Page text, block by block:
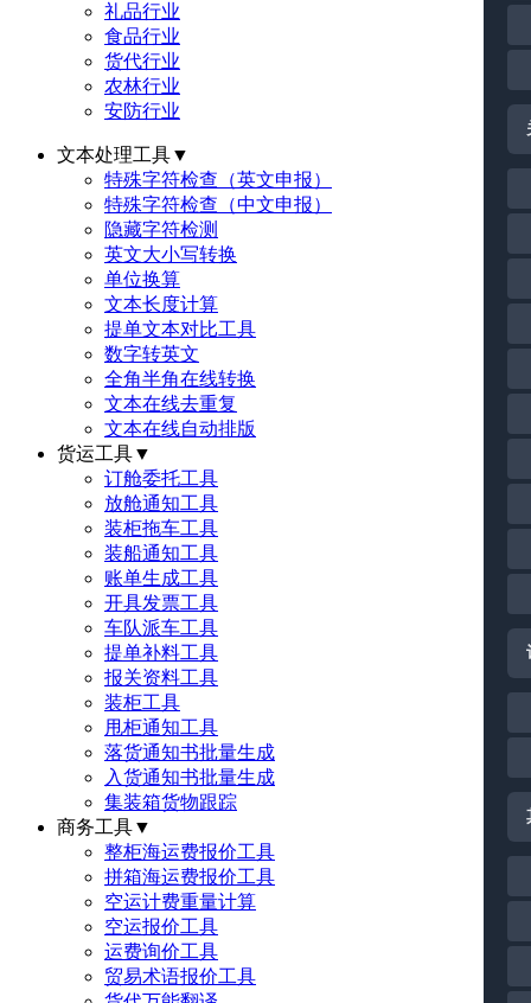
礼品行业
食品行业
货代行业
农林行业
安防行业
文本处理工具▼
特殊字符检查（英文申报）
特殊字符检查（中文申报）
隐藏字符检测
英文大小写转换
单位换算
文本长度计算
提单文本对比工具
数字转英文
全角半角在线转换
文本在线去重复
文本在线自动排版
货运工具▼
订舱委托工具
放舱通知工具
装柜拖车工具
装船通知工具
账单生成工具
开具发票工具
车队派车工具
提单补料工具
报关资料工具
装柜工具
甩柜通知工具
落货通知书批量生成
入货通知书批量生成
集装箱货物跟踪
商务工具▼
整柜海运费报价工具
拼箱海运费报价工具
空运计费重量计算
空运报价工具
运费询价工具
贸易术语报价工具